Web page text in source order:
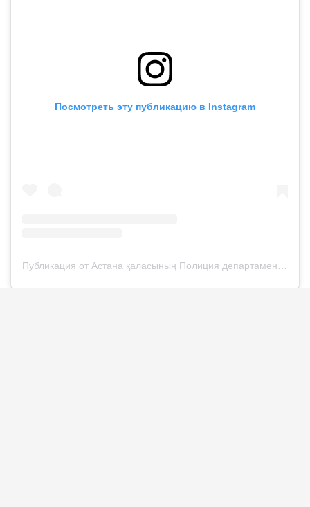
Посмотреть эту публикацию в Instagram